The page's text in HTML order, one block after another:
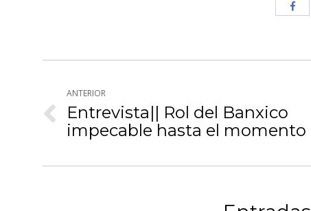
entre
publicaciones
ANTERIOR
Publicación
anterior:
Entrevista|| Rol del Banxico
impecable hasta el momento